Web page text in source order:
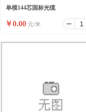
单模144芯国标光缆
￥0.00 元/米